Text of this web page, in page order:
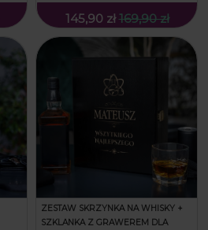
145,90 zł 169,90 zł
ZESTAW SKRZYNKA NA WHISKY +
SZKLANKA Z GRAWEREM DLA